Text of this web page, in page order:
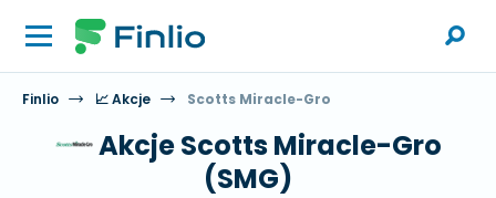
Finlio 📈 Akcje Scotts Miracle-Gro
Akcje Scotts Miracle-Gro
(SMG)